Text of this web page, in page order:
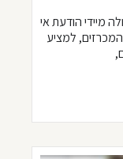
מיידי הודעת אי
למציע